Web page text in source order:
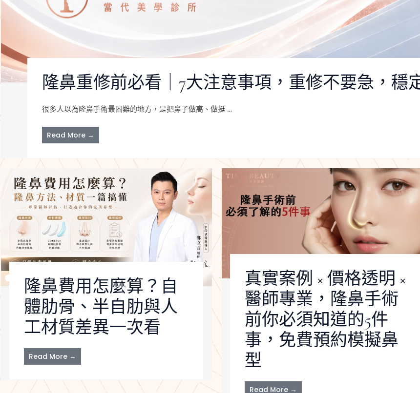
隆鼻重修前必看｜7大注意事項，重修不要急，穩
很多人以為隆鼻手術最困難的地方，是把鼻子做高、做挺 …
Read More →
隆鼻費用怎麼算？自
體肋骨、半自肋與人
工材質差異一次看
Read More →
真實案例 × 價格透明 ×
醫師專業，隆鼻手術
前你必須知道的5件
事，免費預約模擬鼻
型
Read More →